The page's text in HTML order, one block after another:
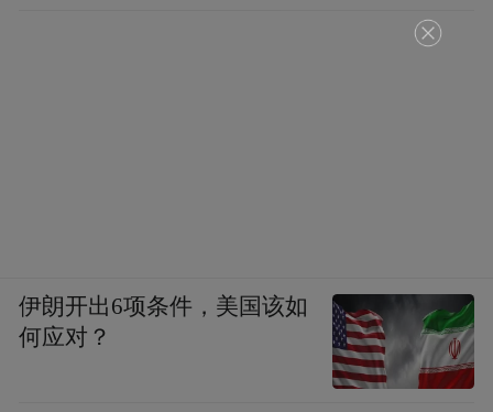
伊朗开出6项条件，美国该如
何应对？